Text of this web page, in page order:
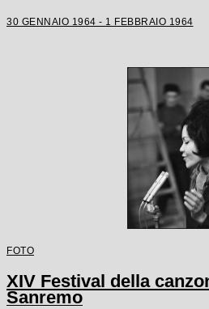
30 GENNAIO 1964 - 1 FEBBRAIO 1964
FOTO
XIV Festival della
Sanremo